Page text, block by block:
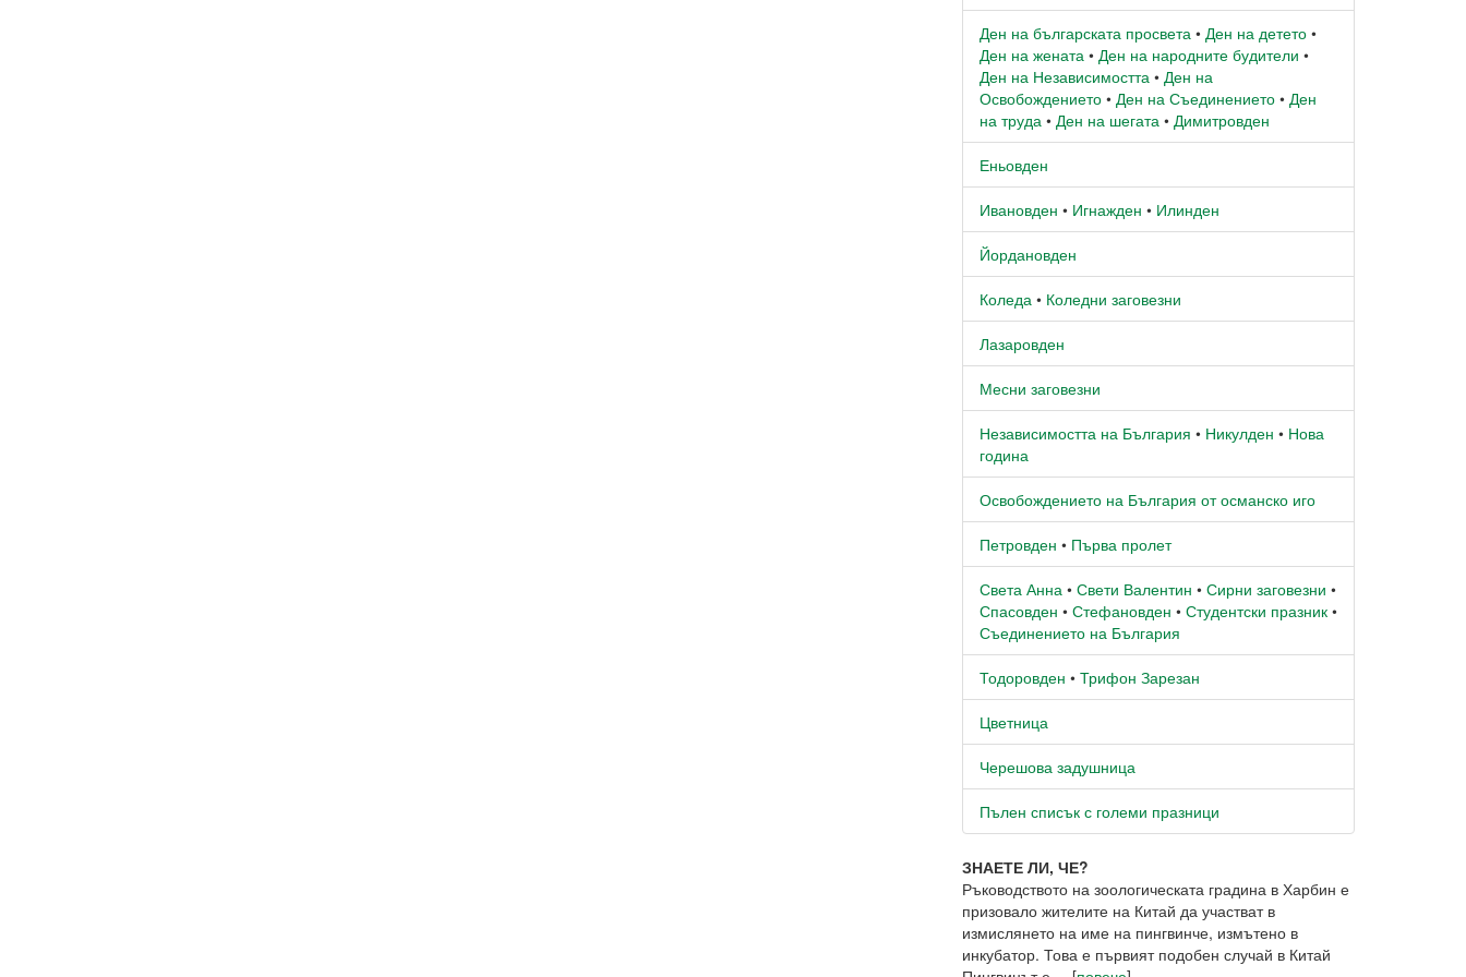
Ден на българската просвета • Ден на детето •
Ден на жената • Ден на народните будители •
Ден на Независимостта • Ден на
Освобождението • Ден на Съединението • Ден
на труда • Ден на шегата • Димитровден
Еньовден
Ивановден • Игнажден • Илинден
Йордановден
Коледа • Коледни заговезни
Лазаровден
Месни заговезни
Независимостта на България • Никулден • Нова
година
Освобождението на България от османско иго
Петровден • Първа пролет
Света Анна • Свети Валентин • Сирни заговезни •
Спасовден • Стефановден • Студентски празник •
Съединението на България
Тодоровден • Трифон Зарезан
Цветница
Черешова задушница
Пълен списък с големи празници
ЗНАЕТЕ ЛИ, ЧЕ?
Ръководството на зоологическата градина в Харбин е
призовало жителите на Китай да участват в
измислянето на име на пингвинче, измътено в
инкубатор. Това е първият подобен случай в Китай